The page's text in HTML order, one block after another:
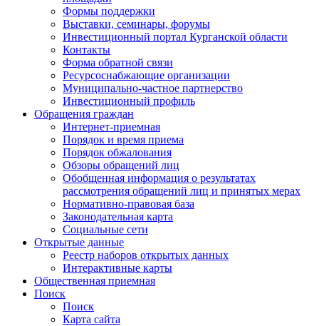
Формы поддержки
Выставки, семинары, форумы
Инвестиционный портал Курганской области
Контакты
Форма обратной связи
Ресурсоснабжающие организации
Муниципально-частное партнерство
Инвестиционный профиль
Обращения граждан
Интернет-приемная
Порядок и время приема
Порядок обжалования
Обзоры обращений лиц
Обобщенная информация о результатах
рассмотрения обращений лиц и принятых мерах
Нормативно-правовая база
Законодательная карта
Социальные сети
Открытые данные
Реестр наборов открытых данных
Интерактивные карты
Общественная приемная
Поиск
Поиск
Карта сайта